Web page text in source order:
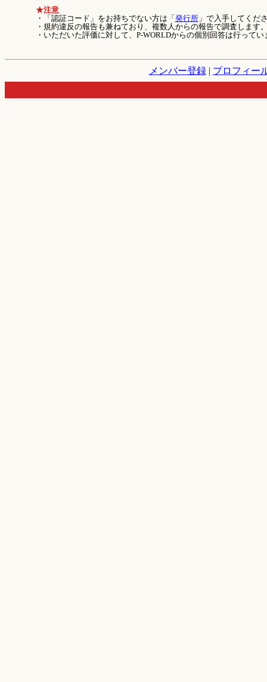
★注意
・「認証コード」をお持ちでない方は「 発行所」で入手してくだ
・規約違反の報告も兼ねており、複数人からの報告で調査します
・いただいた評価に対して、P-WORLDからの個別回答は行ってい
メンバー登録| プロフィー